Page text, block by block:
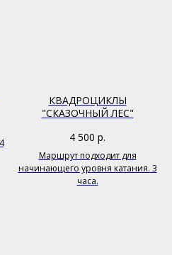
КВАДРОЦИКЛЫ
"СКАЗОЧНЫЙ ЛЕС"
4 500 р.
Маршрут подходит для
начинающего уровня катания. 3
часа.